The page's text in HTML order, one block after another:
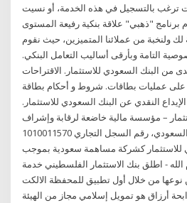
ترغب بالتسجيل في هذه الخدمة، أو نسيت
برنامج "ذهبي" علاقة بنكية رفيعة المستوى
من عملائنا المتميزين، حيث نقوم
التامة وبأرقى أساليب التعامل البنكي.
من البنك السعودي للاستثمار. الاقتراحات
عمليات بطاقات. شروط و أحكام بطاقة
النقدي عن البنك السعودي للاستثمار.
– مؤسسة مالية خاضعة لرقابة وإشراف
مؤسسة النقد العربي السعودي، رقم السجل التجاري 1010011570
للاستثمار كشركة مساهمة سعودية بموجب
- اطلق بنك الاستثمار الفلسطيني خدمة
نوعها من خلال أول تطبيق للمحفظة الالكت
مرابحة أرزاق هو تمويل إسلامي مجاز من الهيئة